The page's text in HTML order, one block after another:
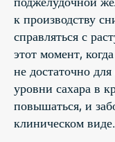
к производству
справляться с
этот момент,
не достаточно
уровни сахара в
повышаться, и
клиническом виде.